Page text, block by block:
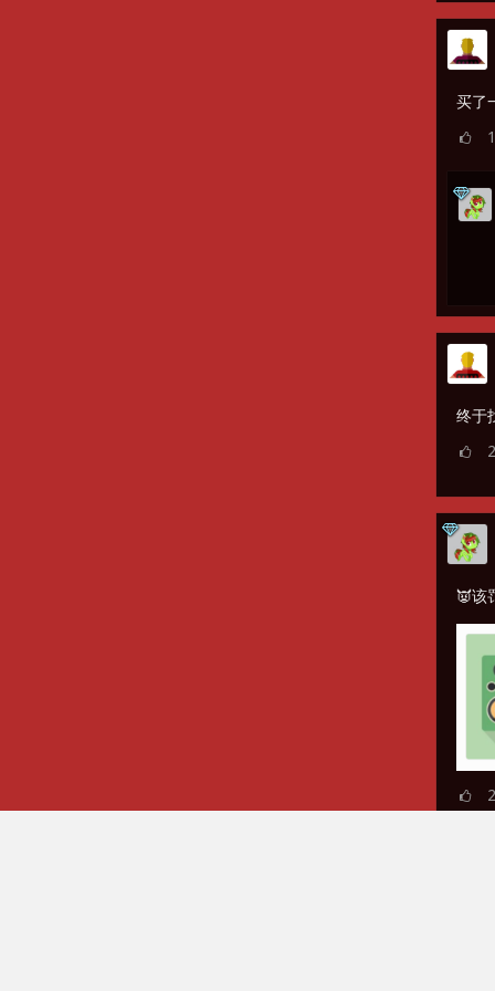
买了
1
终于
2
👿该
2